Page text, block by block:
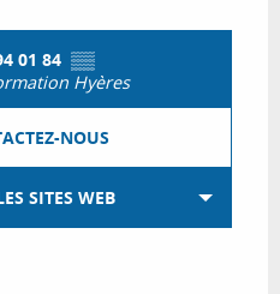
01 84 ▒▒
Hyères
NOUS
SITES WEB